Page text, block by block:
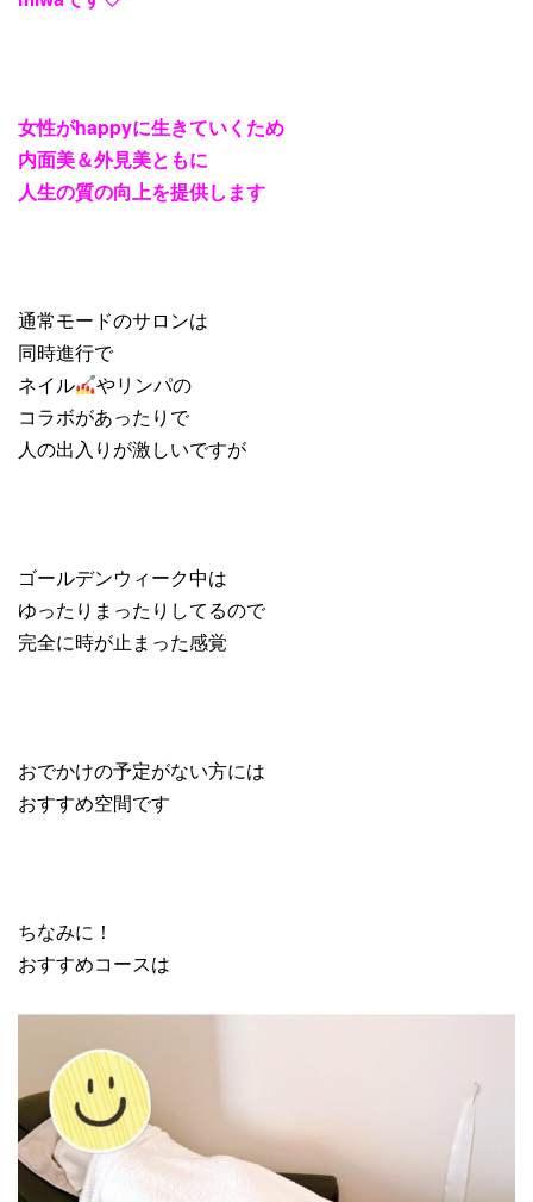
女性がhappyに生きていくため
内面美＆外見美ともに
人生の質の向上を提供します
通常モードのサロンは
同時進行で
ネイル
やリンパの
コラボがあったりで
人の出入りが激しいですが
ゴールデンウィーク中は
ゆったりまったりしてるので
完全に時が止まった感覚
おでかけの予定がない方には
おすすめ空間です
ちなみに！
おすすめコースは